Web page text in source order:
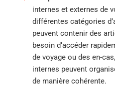
internes et externes de
différentes catégories
peuvent contenir des
besoin d’accéder
de voyage ou des en-
internes peuvent
de manière cohérente.